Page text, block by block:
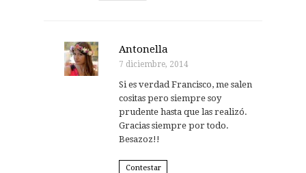
Antonella
7 diciembre, 2014
Si es verdad Francisco, me salen
cositas pero siempre soy
prudente hasta que las realizó.
Gracias siempre por todo.
Besazoz!!
Contestar